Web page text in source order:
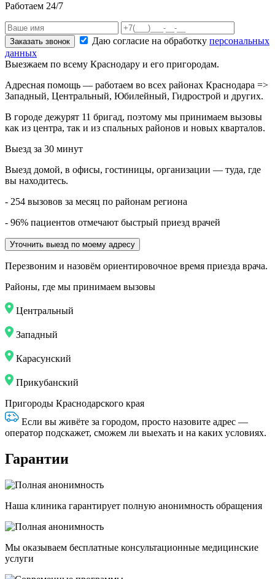
Работаем 24/7
Заказать звонок Даю согласие на обработку персональных
данных
Выезжаем по всему Краснодару и его пригородам.
Адресная помощь — работаем во всех районах Краснодара =>
Западный, Центральный, Юбилейный, Гидрострой и других.
В городе дежурят 11 бригад, поэтому мы принимаем вызовы
как из центра, так и из спальных районов и новых кварталов.
Выезд за 30 минут
Выезд домой, в офисы, гостиницы, организации — туда, где
вы находитесь.
- 254 вызовов за месяц по районам региона
- 96% пациентов отмечают быстрый приезд врачей
Уточнить выезд по моему адресу
Перезвоним и назовём ориентировочное время приезда врача.
Районы, где мы принимаем вызовы
Центральный
Западный
Карасунский
Прикубанский
Пригороды Краснодарского края
Если вы живёте за городом, просто назовите адрес —
оператор подскажет, сможем ли выехать и на каких условиях.
Гарантии
Наша клиника гарантирует полную анонимность обращения
Мы оказываем бесплатные консультационные медицинские
услуги